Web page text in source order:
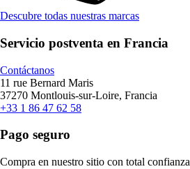
Descubre todas nuestras marcas
Servicio postventa en Francia
Contáctanos
11 rue Bernard Maris
37270 Montlouis-sur-Loire, Francia
+33 1 86 47 62 58
Pago seguro
Compra en nuestro sitio con total confianza